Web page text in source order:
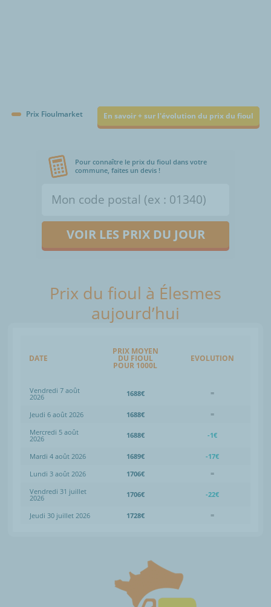
Prix Fioulmarket En savoir + sur l'évolution du prix du fioul
Pour connaître le prix du fioul dans votre
commune, faites un devis !
VOIR LES PRIX DU JOUR
Prix du fioul à Élesmes
aujourd’hui
DATE
PRIX MOYEN
DU FIOUL
POUR 1000L
EVOLUTION
Vendredi 7 août
2026 1688€ =
Jeudi 6 août 2026 1688€
=
Mercredi 5 août
2026 1688€ -1€
Mardi 4 août 2026 1689€
-17€
Lundi 3 août 2026
1706€
=
Vendredi 31 juillet
2026 1706€ -22€
Jeudi 30 juillet 2026 1728€ =